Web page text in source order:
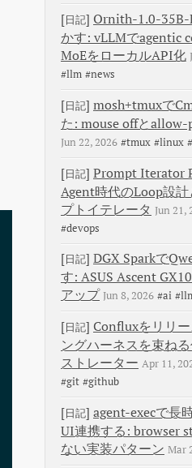
[ 日記] Ornith-1.0-35B-
かす: vLLMでagentic
MoEをローカルAPI化
#llm #news
[ 日記] mosh+tmuxで
た: mouse offとallow-
Jun 22, 2026 #tmux #linux
[日記] Prompt Iterator
Agent時代のLoop設
プトイテレータ Jun 21,
#devops
[ 日記] DGX Sparkで
す: ASUS Ascent
アップ Jun 8, 2026 #ai
[ 日記] Confluxをリリ
ングハーネスを束ね
ストレーター Apr 11,
#git #github
[ 日記] agent-execで長
UI連携する: browser
ない実装パターン Mar